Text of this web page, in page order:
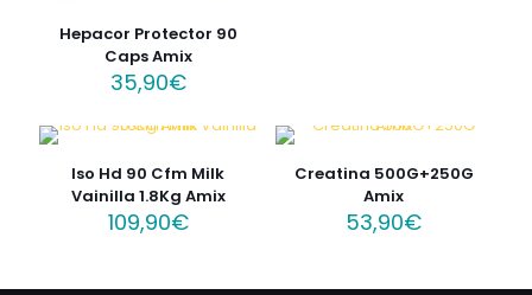
Hepacor Protector 90
Caps Amix
35,90€
Iso Hd 90 Cfm Milk
Vainilla 1.8Kg Amix
109,90€
Creatina 500G+250G
Amix
53,90€